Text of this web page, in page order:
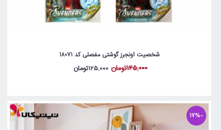
شخصیت اونجرز گوشتی مفصلی کد 18071
145,000تومان 125,000تومان
-17%